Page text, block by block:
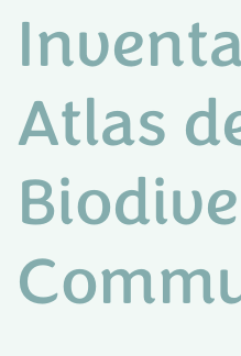
Atlas